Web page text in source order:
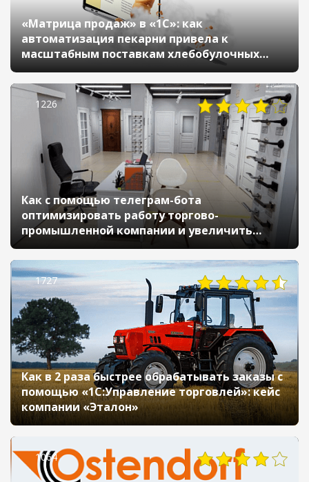
«Матрица продаж» в «1С»: как
автоматизация пекарни привела к
масштабным поставкам хлебобулочных
изделий по всей России и СНГ
1226
Как с помощью телеграм-бота
оптимизировать работу торгово-
промышленной компании и увеличить
прибыль
1727
Как в 2 раза быстрее обрабатывать заказы с
помощью «1С:Управление торговлей»: кейс
компании «Эталон»
1064